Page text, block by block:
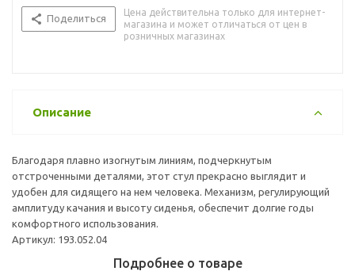
Поделиться
Цена действительна только для интернет-
магазина и может отличаться от цен в
розничных магазинах
Описание
Благодаря плавно изогнутым линиям, подчеркнутым
отстроченными деталями, этот стул прекрасно выглядит и
удобен для сидящего на нем человека. Механизм, регулирующий
амплитуду качания и высоту сиденья, обеспечит долгие годы
комфортного использования.
Артикул: 193.052.04
Подробнее о товаре